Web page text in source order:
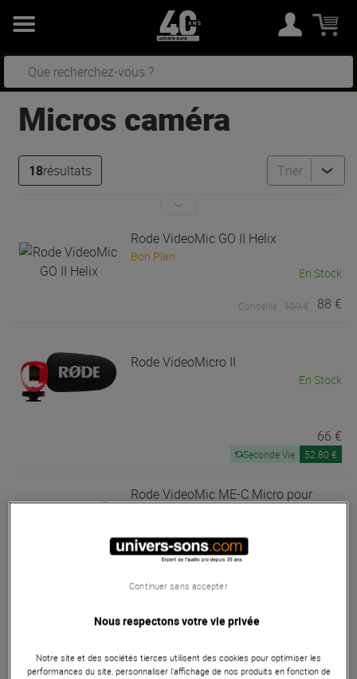
Micros caméra
18résultats Trier
RodeVideoMic GO II Helix
Bon Plan
En Stock
Conseillé : 109 € 88 €
RodeVideoMicro II
En Stock
66 €
Seconde Vie 52.80 €
RodeVideoMic ME-C Micro pour
SennheiserProfile Wireless
Promos
Nous respectons votre vie privée
Notre site et des sociétés tierces utilisent des cookies pour optimiser les
performances du site, personnaliser l’affichage de nos produits en fonction de
Continuer sans accepter